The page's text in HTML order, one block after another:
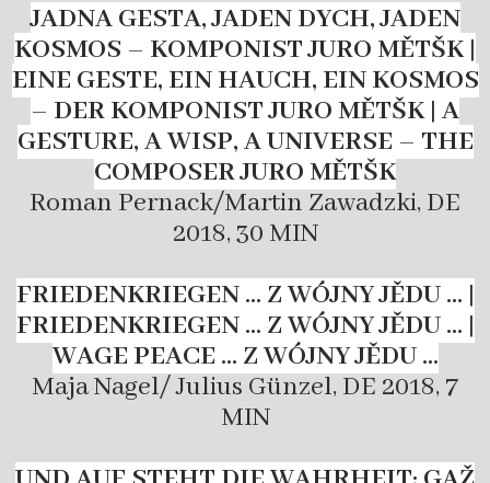
JADNA GESTA, JADEN DYCH, JADEN
KOSMOS – KOMPONIST JURO MĚTŠK |
EINE GESTE, EIN HAUCH, EIN KOSMOS
– DER KOMPONIST JURO MĚTŠK | A
GESTURE, A WISP, A UNIVERSE – THE
COMPOSER JURO MĚTŠK
Roman Pernack/Martin Zawadzki, DE
2018, 30 MIN
FRIEDENKRIEGEN … Z WÓJNY JĚDU … |
FRIEDENKRIEGEN … Z WÓJNY JĚDU … |
WAGE PEACE … Z WÓJNY JĚDU …
Maja Nagel/ Julius Günzel, DE 2018, 7
MIN